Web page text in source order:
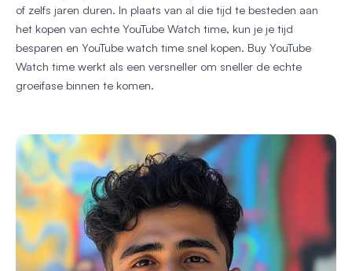
of zelfs jaren duren. In plaats van al die tijd te besteden aan
het kopen van echte YouTube Watch time, kun je je tijd
besparen en YouTube watch time snel kopen. Buy YouTube
Watch time werkt als een versneller om sneller de echte
groeifase binnen te komen.